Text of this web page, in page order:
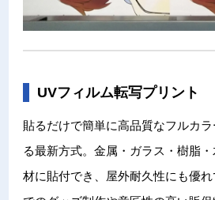
UVフィルム転写プリント
貼るだけで簡単に高品質なフルカ
る最新方式。金属・ガラス・樹脂
材に貼付でき、屋外耐久性にも優